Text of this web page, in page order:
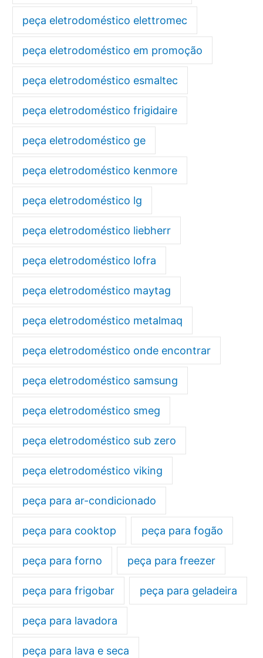
peça eletrodoméstico elettromec
peça eletrodoméstico em promoção
peça eletrodoméstico esmaltec
peça eletrodoméstico frigidaire
peça eletrodoméstico ge
peça eletrodoméstico kenmore
peça eletrodoméstico lg
peça eletrodoméstico liebherr
peça eletrodoméstico lofra
peça eletrodoméstico maytag
peça eletrodoméstico metalmaq
peça eletrodoméstico onde encontrar
peça eletrodoméstico samsung
peça eletrodoméstico smeg
peça eletrodoméstico sub zero
peça eletrodoméstico viking
peça para ar-condicionado
peça para cooktop peça para fogão
peça para forno peça para freezer
peça para frigobar peça para geladeira
peça para lavadora
peça para lava e seca